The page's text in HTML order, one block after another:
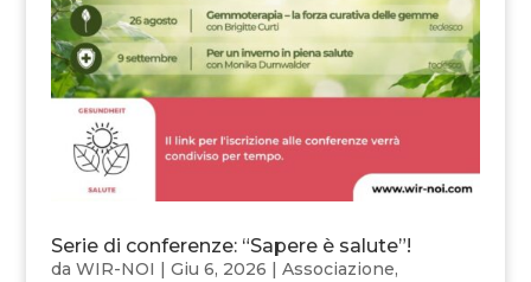
Serie di conferenze: “Sapere è salute”!
da WIR-NOI Giu 6, 2026 Associazione,